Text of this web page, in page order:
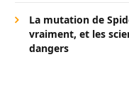
La mutation de
vraiment, et les
dangers